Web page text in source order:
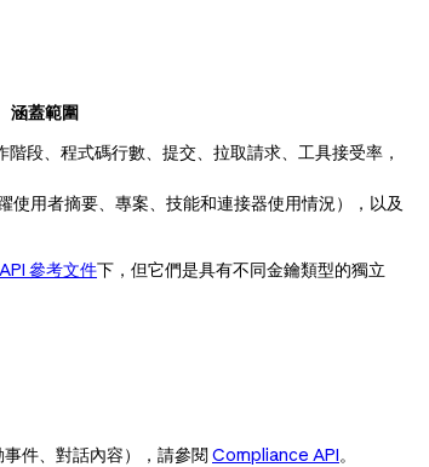
涵蓋範圍
段、程式碼行數、提交、拉取請求、工具接受率，
使用者摘要、專案、技能和連接器使用情況），以及
參考文件下，但它們是具有不同金鑰類型的獨立
件、對話內容），請參閱Compliance API。